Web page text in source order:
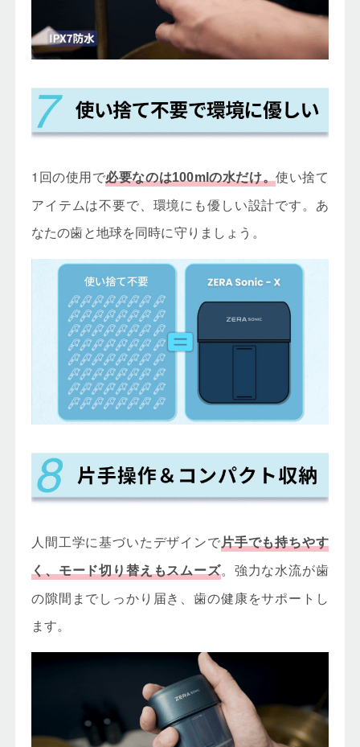
1回の使用で必要なのは100mlの水だけ。使い捨て
アイテムは不要で、環境にも優しい設計です。あ
なたの歯と地球を同時に守りましょう。
人間工学に基づいたデザインで 片手でも持ちやす
く、モード切り替えもスムーズ。強力な水流が歯
の隙間までしっかり届き、歯の健康をサポートし
ます。